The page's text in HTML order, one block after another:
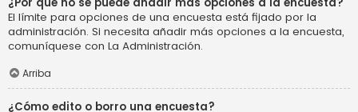
El límite para opciones de una encuesta está fijado por la
administración. Si necesita añadir más opciones a la encuesta,
comuníquese con La Administración.
Arriba
¿Cómo edito o borro una encuesta?